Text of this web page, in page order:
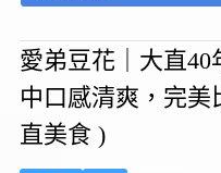
愛弟豆花｜大直
中口感清爽，完美
直美食 )